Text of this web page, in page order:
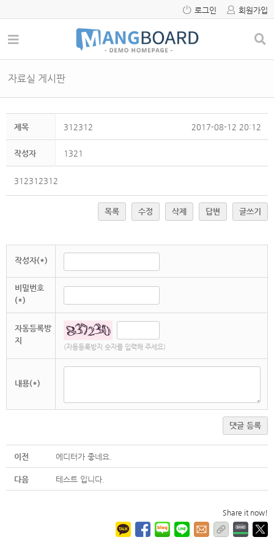
로그인 회원가입
자료실 게시판
제목 312312 2017-08-12 20:12
작성자 1321
312312312
목록 수정 삭제 답변 글쓰기
작성자(*)
비밀번호
(*)
자동등록방
지
(자동등록방지 숫자를 입력해 주세요)
내용(*)
댓글 등록
이전 에디터가 좋네요.
다음 테스트 입니다.
Share it now!